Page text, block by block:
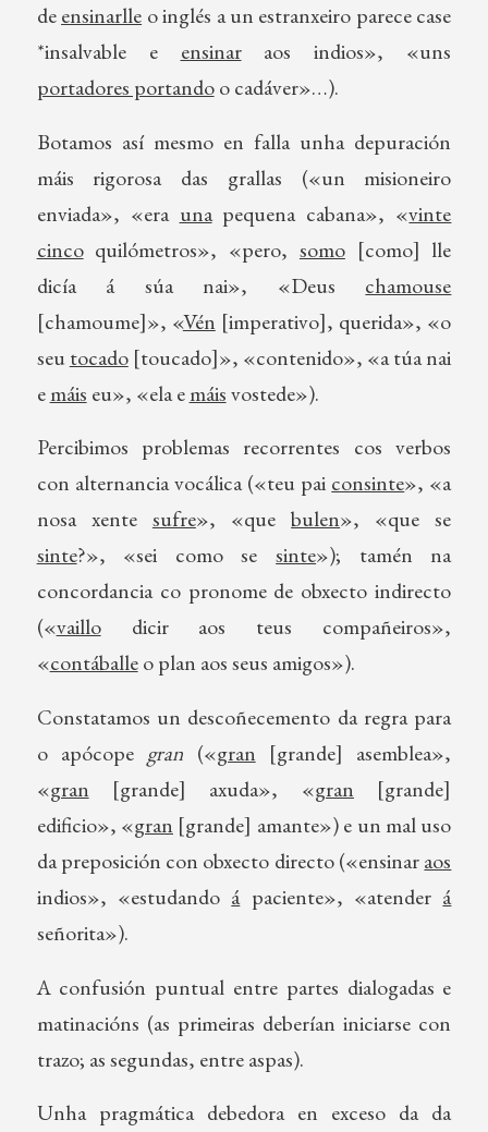
deensinarlle o inglés a un estranxeiro parece case
*insalvable e ensinaraos indios», «uns
portadores portandoo cadáver»…).
Botamos así mesmo en falla unha depuración
máis rigorosa das grallas («un misioneiro
enviada», «era unapequena cabana», «vinte
cincoquilómetros», «pero, somo[como] lle
dicía á súa nai», «Deus chamouse
[chamoume]», «Vén [imperativo], querida», «o
seu tocado[toucado]», «contenido», «a túa nai
emáis eu», «ela emáisvostede»).
Percibimos problemas recorrentes cos verbos
con alternancia vocálica («teu pai consinte», «a
nosa xente sufre», «quebulen», «que se
sinte?», «sei como sesinte»); tamén na
concordancia co pronome de obxecto indirecto
(«vaillodicir aos teus compañeiros»,
«contáballeo plan aos seus amigos»).
Constatamos un descoñecemento da regra para
o apócope gran («gran [grande] asemblea»,
«gran [grande] axuda», «gran [grande]
edificio», «gran [grande] amante») e un mal uso
da preposición con obxecto directo («ensinaraos
indios», «estudando á paciente», «atender á
señorita»).
A confusión puntual entre partes dialogadas e
matinacións (as primeiras deberían iniciarse con
trazo; as segundas, entre aspas).
Unha pragmática debedora en exceso da da